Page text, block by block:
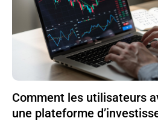
Comment les utilisateurs
une plateforme